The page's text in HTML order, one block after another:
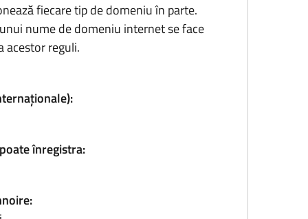
fiecare tip de domeniu în parte.
nume de domeniu internet se face
acestor reguli.
înregistra: